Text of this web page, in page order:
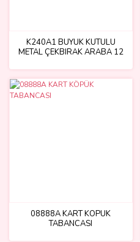
K240A1 BÜYÜK KUTULU
METAL ÇEKBIRAK ARABA 12
08888A KART KÖPÜK
TABANCASI